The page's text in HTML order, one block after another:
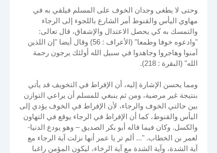
وحتى لا يطغى وجدان الخوف على المسلم فيلقي به في
مهاوي اليأس والقنوط أمر الشارع باللجوء إلى الرجاء
والتمسك به كي يحصل الاعتدال والإشفاق، قال تعالى:
"وادعوه خوفا وطمعا" (الأعراف : 56) وقال أيضا "إن اللذين
آمنوا وهاجروا وجاهدوا في سبيل الله أولئك يرجون رحمة
الله" (البقرة : 218).
ومما يحسن الإشارة إليه، أن الإفراط في التخويف قد يأتي
بنتيجة غير مرضية، ومن ثم ينبغي للمسلم أن يراعي التوازن
بين حالتي الخوف والرجاء، لأن الإفراط في الخوف يؤدي إلى
اليأس والقنوط، كما أن الإفراط في الرجاء يوقع في التهاون
والكسل. وكان فيما قاله أبو بكر الصديق – وهو يودع الدنيا-
لعمر بن الخطاب. "... ألم تر يا عمر أنها نزلت آية الرجاء مع
آية الشدة، وآية الشدة مع آية الرخاء، ليكون المؤمن راغبا